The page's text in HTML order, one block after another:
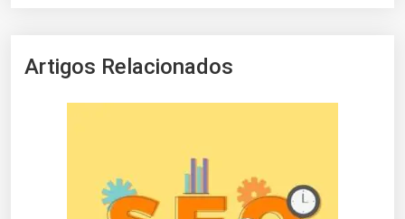
Artigos Relacionados